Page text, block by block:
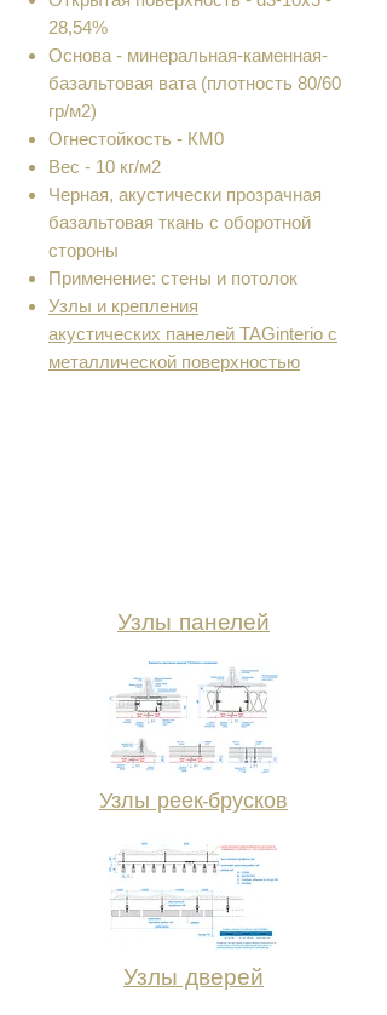
28,54%
Основа - минеральная-каменная-
базальтовая вата (плотность 80/60
гр/м2)
Огнестойкость - КМ0
Вес - 10 кг/м2
Черная, акустически прозрачная
базальтовая ткань с оборотной
стороны
Применение: стены и потолок
Узлы и крепления
акустических панелей TAGinterio с
металлической поверхностью
Узлы панелей
Узлы реек-брусков
Узлы дверей